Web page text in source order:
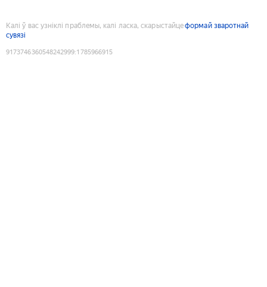
Калі ў вас узніклі праблемы, калі ласка, скарыстайцеформай зваротнай
сувязі
9173746360548242999:1785966915